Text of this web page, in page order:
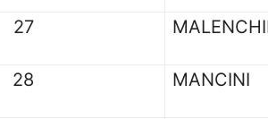
27
28 MANCINI